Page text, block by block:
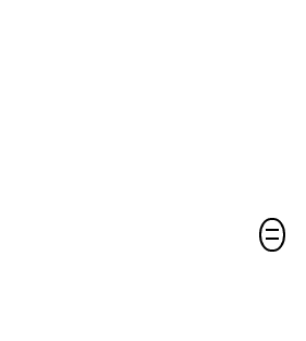
eta Larrialdietako